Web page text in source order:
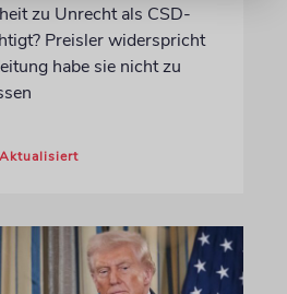
zu Unrecht als CSD-
Preisler widerspricht
habe sie nicht zu
Aktualisiert